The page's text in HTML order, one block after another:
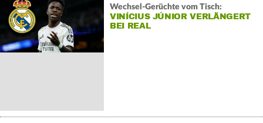
Wechsel-Gerüchte vom Tisch:
VINÍCIUS JÚNIOR VERLÄNGERT
BEI REAL